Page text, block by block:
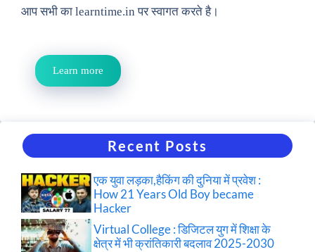
आप सभी का learntime.in पर स्वागत करते है।
Learn more
Recent Posts
एक युवा लड़का,हैकिंग की दुनिया में प्रवेश :
How 21 Years Old Boy became
Hacker
Virtual College : डिजिटल युग में शिक्षा के
क्षेत्र में भी क्रांतिकारी बदलाव 2025-2030